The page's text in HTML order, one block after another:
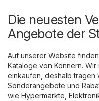
Die neuesten
Angebote der
Auf unserer Website
Kataloge von Könnern.
einkaufen, deshalb tragen
Sonderangebote und
wie Hypermärkte